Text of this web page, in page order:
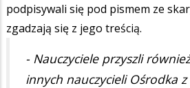
podpisywali się pod pismem ze
zgadzają się z jego treścią.
- Nauczyciele przyszli
innych nauczycieli Ośrodka